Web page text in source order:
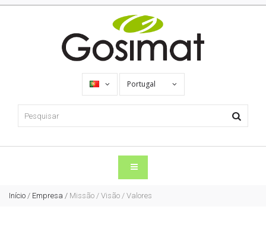
Portugal
Início / Empresa / Missão / Visão / Valores